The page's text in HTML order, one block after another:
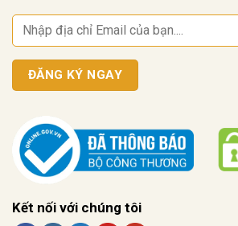
Kết nối với chúng tôi